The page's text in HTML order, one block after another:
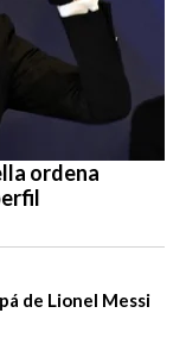
ordena
de Lionel Messi